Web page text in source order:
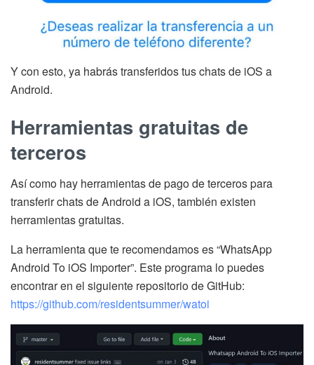
Y con esto, ya habrás transferidos tus chats de iOS a
Android.
Herramientas gratuitas de
terceros
Así como hay herramientas de pago de terceros para
transferir chats de Android a iOS, también existen
herramientas gratuitas.
La herramienta que te recomendamos es “WhatsApp
Android To iOS Importer”. Este programa lo puedes
encontrar en el siguiente repositorio de GitHub:
https://github.com/residentsummer/watoi